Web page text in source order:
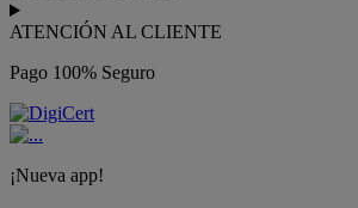
ATENCIÓN AL CLIENTE
Pago 100% Seguro
¡Nueva app!